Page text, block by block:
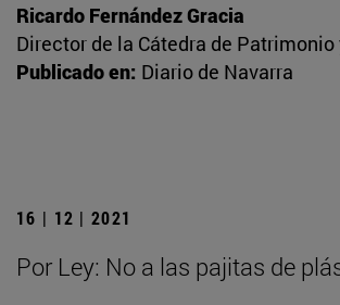
Ricardo Fernández Gracia
Director de la Cátedra de
Publicado en: Diario de Navarra
16 | 12 | 2021
Por Ley: No a las pajitas de